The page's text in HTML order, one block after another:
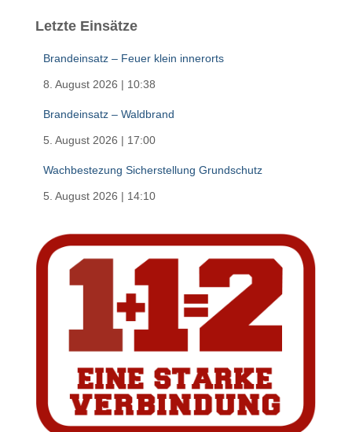
Letzte Einsätze
Brandeinsatz – Feuer klein innerorts
8. August 2026 | 10:38
Brandeinsatz – Waldbrand
5. August 2026 | 17:00
Wachbestezung Sicherstellung Grundschutz
5. August 2026 | 14:10